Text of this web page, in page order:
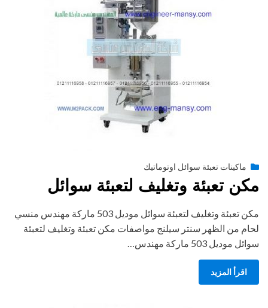
byengmansyPostedأغسطس 27, 2020
ماكينات تعبئة سوائل اوتوماتيك
مكن تعبئة وتغليف لتعبئة سوائل
مكن تعبئة وتغليف لتعبئة سوائل موديل 503 ماركة مهندس منسي
لحام من الظهر سنتر سيلنج مواصفات مكن تعبئة وتغليف لتعبئة
سوائل موديل 503 ماركة مهندس…
اقرأ المزيد